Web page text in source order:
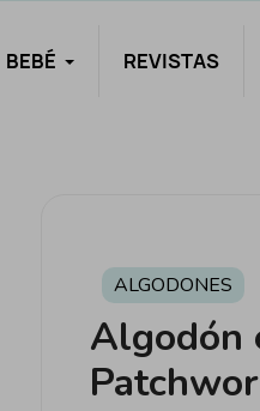
BEBÉ REVISTAS
ALGODONES
Algodón